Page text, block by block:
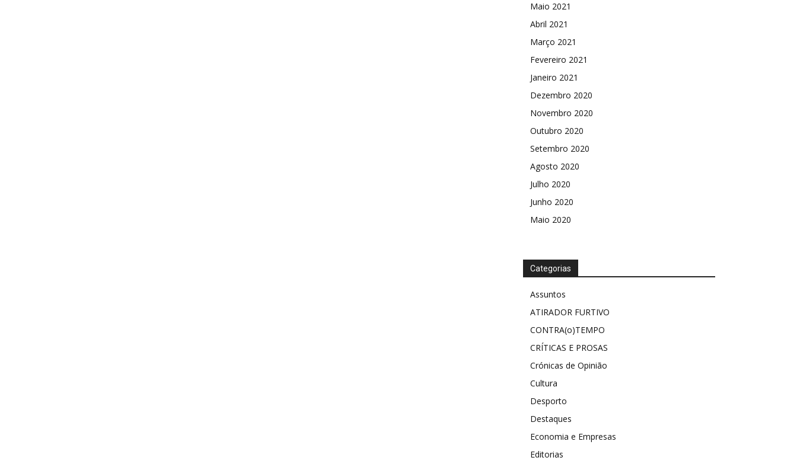
Maio 2021
Abril 2021
Março 2021
Fevereiro 2021
Janeiro 2021
Dezembro 2020
Novembro 2020
Outubro 2020
Setembro 2020
Agosto 2020
Julho 2020
Junho 2020
Maio 2020
Categorias
Assuntos
ATIRADOR FURTIVO
CONTRA(o)TEMPO
CRÍTICAS E PROSAS
Crónicas de Opinião
Cultura
Desporto
Destaques
Economia e Empresas
Editorias